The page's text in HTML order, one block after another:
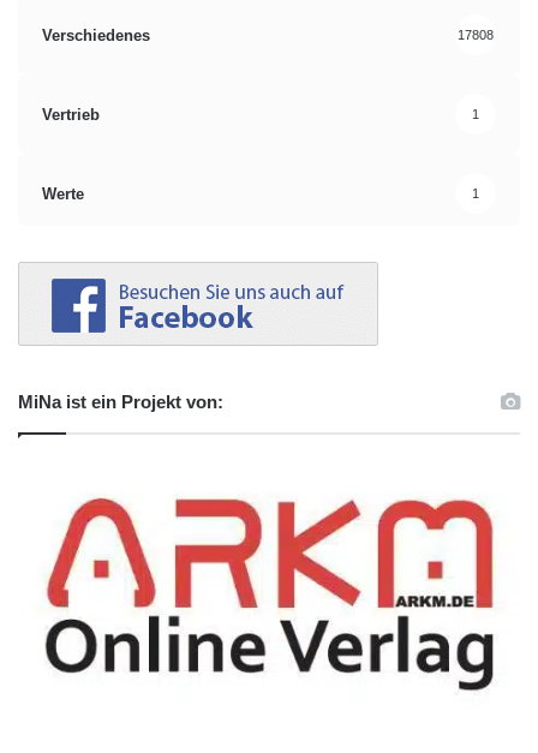
Verschiedenes 17808
Vertrieb 1
Werte 1
MiNa ist ein Projekt von: